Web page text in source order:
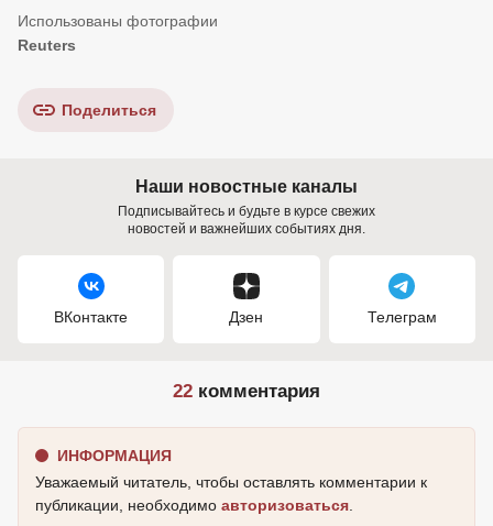
Reuters
Поделиться
Наши новостные каналы
Подписывайтесь и будьте в курсе свежих
новостей и важнейших событиях дня.
ВКонтакте Дзен Телеграм
22 комментария
ИНФОРМАЦИЯ
Уважаемый читатель, чтобы оставлять комментарии к
публикации, необходимо авторизоваться